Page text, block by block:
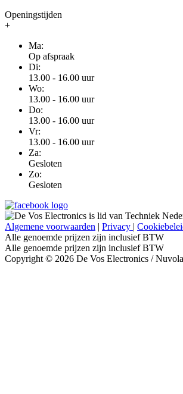
Openingstijden
+
Ma:
Op afspraak
Di:
13.00 - 16.00 uur
Wo:
13.00 - 16.00 uur
Do:
13.00 - 16.00 uur
Vr:
13.00 - 16.00 uur
Za:
Gesloten
Zo:
Gesloten
Algemene voorwaarden | Privacy |
Alle genoemde prijzen zijn inclusief BTW
Alle genoemde prijzen zijn inclusief BTW
Copyright © 2026 De Vos Electronics /